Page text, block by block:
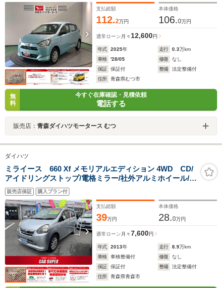
支払総額
112.2万円
本体価格
106.0万円
通常ローン 月々 12,600円
年式 2025年 走行 0.3万km
車検
'28/05 修復
なし
保証
保証付 整備
法定整備付
住所
青森県むつ市
無
料
今すぐ在庫確認・見積依頼
電話する
販売店： 青森ダイハツモータース むつ
ダイハツ
ミライース 660 Xf メモリアルエディション 4WD CD/
アイドリングストップ/電格ミラー/社外アルミホイール/キ
ーレス
販売店保証 購入プラン付
支払総額
39万円
本体価格
28.0万円
通常ローン 月々7,600円
年式 2013年 走行 8.9万km
車検
車検整備付 修復
なし
保証
保証付 整備
法定整備付
住所
青森県青森市